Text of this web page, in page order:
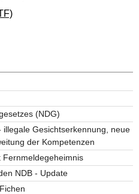
(NDG)
illegale Gesichtserkennung, neue
der Kompetenzen
Fernmeldegeheimnis
NDB - Update